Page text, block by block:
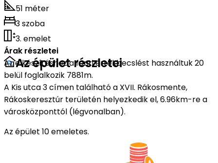
51 méter
3 szoba
3. emelet
Árak részletei
Az elkészítéshez a fenti értékbecslést használtuk 20
belül foglalkozik 7881m.
Az épület részletei
A Kis utca 3 címen található a XVII. Rákosmente,
Rákoskeresztúr területén helyezkedik el, 6.96km-re a
városközponttól (légvonalban).
Az épület 10 emeletes.